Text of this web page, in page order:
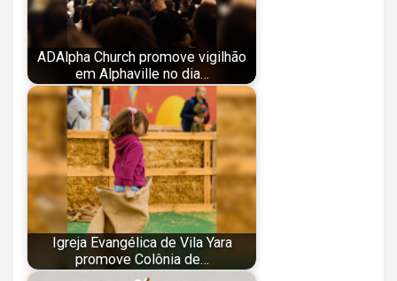
ADAlpha Church promove vigilhão
em Alphaville no dia…
Igreja Evangélica de Vila Yara
promove Colônia de…